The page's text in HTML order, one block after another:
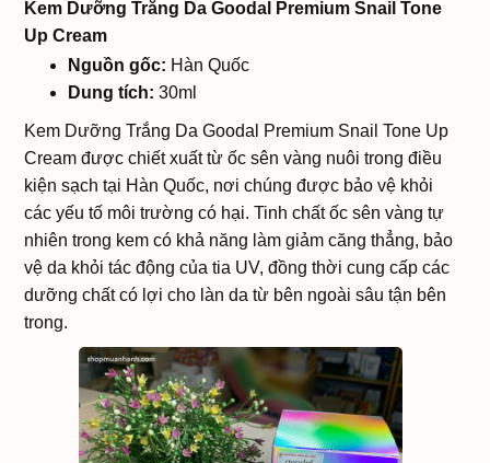
Kem Dưỡng Trắng Da Goodal Premium Snail Tone
Up Cream
Nguồn gốc: Hàn Quốc
Dung tích: 30ml
Kem Dưỡng Trắng Da Goodal Premium Snail Tone Up
Cream được chiết xuất từ ốc sên vàng nuôi trong điều
kiện sạch tại Hàn Quốc, nơi chúng được bảo vệ khỏi
các yếu tố môi trường có hại. Tinh chất ốc sên vàng tự
nhiên trong kem có khả năng làm giảm căng thẳng, bảo
vệ da khỏi tác động của tia UV, đồng thời cung cấp các
dưỡng chất có lợi cho làn da từ bên ngoài sâu tận bên
trong.